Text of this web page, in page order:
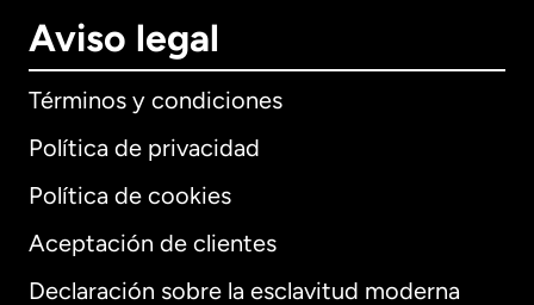
Aviso legal
Términos y condiciones
Política de privacidad
Política de cookies
Aceptación de clientes
Declaración sobre la esclavitud moderna